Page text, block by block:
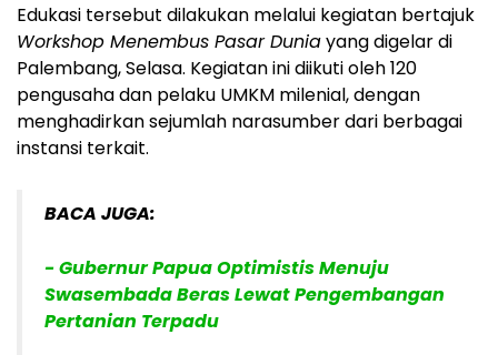
Edukasi tersebut dilakukan melalui kegiatan bertajuk
Workshop Menembus Pasar Duniayang digelar di
Palembang, Selasa. Kegiatan ini diikuti oleh 120
pengusaha dan pelaku UMKM milenial, dengan
menghadirkan sejumlah narasumber dari berbagai
instansi terkait.
BACA JUGA:
- Gubernur Papua Optimistis Menuju
Swasembada Beras Lewat Pengembangan
Pertanian Terpadu